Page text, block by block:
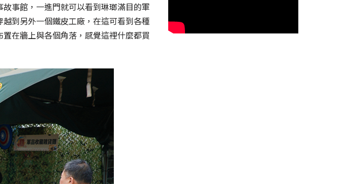
事館，一進門就可以看到琳瑯滿目的軍
到另外一個鐵皮工廠，在這可看到各種
在牆上與各個角落，感覺這裡什麼都買